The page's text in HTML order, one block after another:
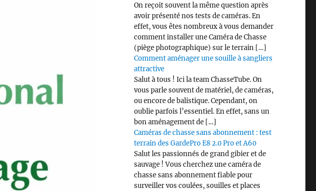
On reçoit souvent la même question après
avoir présenté nos tests de caméras. En
effet, vous êtes nombreux à vous demander
comment installer une Caméra de Chasse
(piège photographique) sur le terrain […]
Comment aménager une souille à sangliers
attractive
Salut à tous ! Ici la team ChasseTube. On
vous parle souvent de matériel, de caméras,
ou encore de balistique. Cependant, on
oublie parfois l’essentiel. En effet, sans un
bon aménagement de […]
Caméras de chasse sans abonnement : test
terrain des GardePro E8 2.0 Pro et A60
Salut les passionnés de grand gibier et de
sauvage ! Vous cherchez une caméra de
chasse sans abonnement fiable pour
surveiller vos coulées, souilles et places